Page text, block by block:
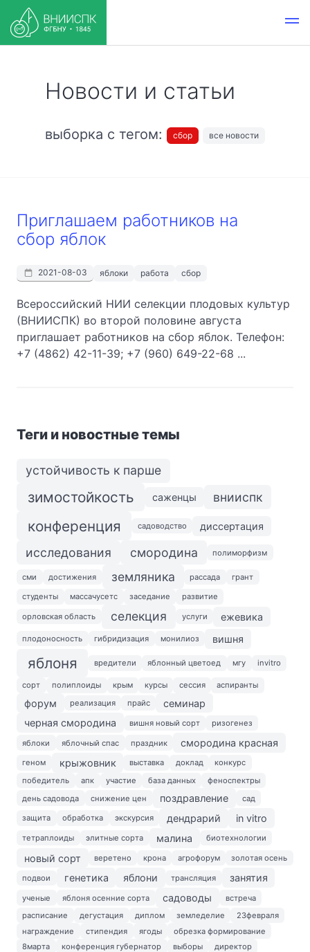
Новости и статьи
выборка с тегом: сбор все новости
Приглашаем работников на
сбор яблок
2021-08-03 яблоки работа сбор
Всероссийский НИИ селекции плодовых культур
(ВНИИСПК) во второй половине августа
приглашает работников на сбор яблок. Телефон:
+7 (4862) 42-11-39; +7 (960) 649-22-68 ...
Теги и новостные темы
устойчивость к парше
зимостойкость саженцы внииспк
конференция садоводство диссертация
исследования смородина полиморфизм
сми достижения земляника рассада грант
студенты массачусетс заседание развитие
орловская область селекция услуги ежевика
плодоносность гибридизация монилиоз вишня
яблоня вредители яблонный цветоед мгу invitro
сорт полиплоиды крым курсы сессия аспиранты
форум реализация прайс
семинар
черная смородина
вишня новый сорт ризогенез
яблоки яблочный спас праздник смородина красная
геном крыжовник выставка доклад
конкурс
победитель
апк участие база данных
феноспектры
день садовода
снижение цен поздравление сад
защита обработка экскурсия дендрарий in vitro
тетраплоиды элитные сорта малина биотехнологии
новый сорт веретено крона агрофорум золотая осень
подвои генетика яблони трансляция занятия
ученые яблоня осенние сорта садоводы
встреча
расписание
дегустация диплом земледелие
23февраля
награждение
стипендия ягоды
обрезка формирование
8марта
конференция губернатор выборы
директор